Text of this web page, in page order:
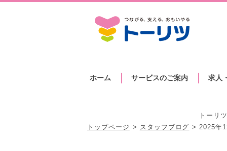
ホーム サービスのご案内 求人
トップページ スタッフブログ
トーリ
2025年